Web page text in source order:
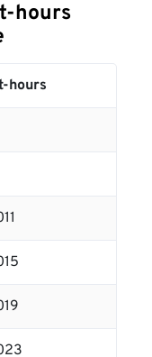
hours
hours